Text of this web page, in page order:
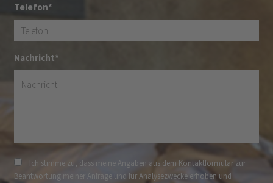
Telefon*
Nachricht*
Ich stimme zu, dass meine Angaben aus dem Kontaktformular zur
Beantwortung meiner Anfrage und für Analysezwecke erhoben und